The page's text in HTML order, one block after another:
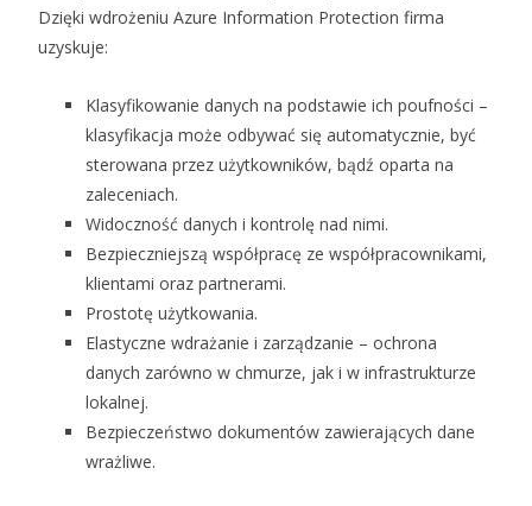
Dzięki wdrożeniu Azure Information Protection firma
uzyskuje:
Klasyfikowanie danych na podstawie ich poufności –
klasyfikacja może odbywać się automatycznie, być
sterowana przez użytkowników, bądź oparta na
zaleceniach.
Widoczność danych i kontrolę nad nimi.
Bezpieczniejszą współpracę ze współpracownikami,
klientami oraz partnerami.
Prostotę użytkowania.
Elastyczne wdrażanie i zarządzanie – ochrona
danych zarówno w chmurze, jak i w infrastrukturze
lokalnej.
Bezpieczeństwo dokumentów zawierających dane
wrażliwe.